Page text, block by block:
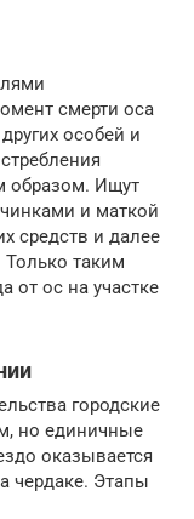
смерти оса
особей и
образом. Ищут
и маткой
средств и далее
таким
от ос на участке
городские
но единичные
оказывается
чердаке. Этапы